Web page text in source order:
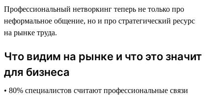
Профессиональный нетворкинг теперь не только про
неформальное общение, но и про стратегический ресурс
на рынке труда.
Что видим на рынке и что это значит
для бизнеса
• 80% специалистов считают профессиональные связи